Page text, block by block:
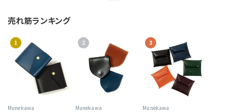
表示件数を指定する
カラー展開を指定する
売れ筋ランキング
1
Munekawa
2
Munekawa
3
Munekawa